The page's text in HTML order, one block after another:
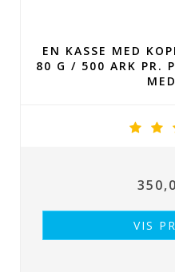
EN KASSE MED
80 G / 500 ARK PR.
VIS